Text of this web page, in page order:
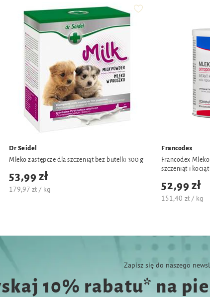
Dr Seidel
Mleko zastępcze dla szczeniąt bez butelki 300 g
53,99 zł
179,97 zł / kg
Francodex
Francodex
szczeniąt i kociąt
52,99 zł
151,40 zł / kg
Zapisz się do naszego
10% rabatu* na